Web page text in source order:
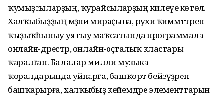
ҡумыҙсыларҙың, ҡурайсыларҙың килеүе көтөлә.
Халҡыбыҙҙың мәҙәни мираҫына, рухи ҡиммәттәренә
ҡыҙыҡһыныу уятыу маҡсатында программала
онлайн-дәрестәр, онлайн-оҫталыҡ кластары
ҡаралған. Балалар милли музыка
ҡоралдарында уйнарға, башҡорт бейеүҙәрен
башҡарырға, халҡыбыҙ кейемдәре элементтарын